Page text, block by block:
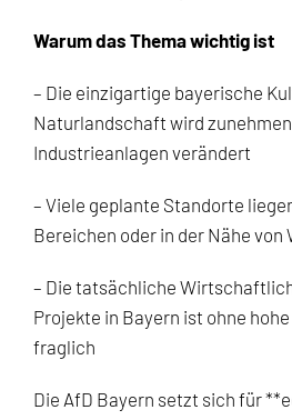
Warum das Thema wichtig ist
– Die einzigartige bayerische
Naturlandschaft wird
Industrieanlagen verändert
– Viele geplante Standorte
Bereichen oder in der Nähe von
– Die tatsächliche
Projekte in Bayern ist ohne
fraglich
Die AfD Bayern setzt sich für